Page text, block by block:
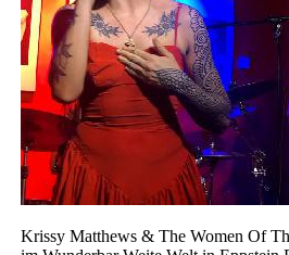
Krissy Matthews & The Women Of